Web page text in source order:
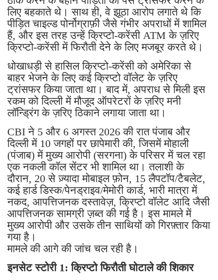
लिए बहकाते थे। साथ ही, वे झूठा आरोप लगाते थे कि
पीड़ित चाइल्ड पोर्नोग्राफ़ी जैसे गंभीर अपराधों में शामिल
हैं, और इस तरह उन्हें क्रिप्टो-करेंसी ATM के ज़रिए
क्रिप्टो-करेंसी में फिरौती देने के लिए मजबूर करते थे।
धोखाधड़ी से हासिल क्रिप्टो-करेंसी को अमेरिका से
बाहर भेजने के लिए कई क्रिप्टो वॉलेट के ज़रिए
ट्रांसफर किया जाता था। बाद में, अपराध से मिली इस
रकम को दिल्ली में मौजूद ऑपरेटरों के ज़रिए मनी
लॉन्ड्रिंग के ज़रिए ठिकाने लगाया जाता था।
CBI ने 5 और 6 अगस्त 2026 की रात पंजाब और
दिल्ली में 10 जगहों पर छापेमारी की, जिसमें मोहाली
(पंजाब) में मुख्य आरोपी (सरगना) के परिसर में चल रहा
एक नकली कॉल सेंटर भी शामिल था। तलाशी के
दौरान, 20 से ज़्यादा मोबाइल फ़ोन, 15 लैपटॉप/टैबलेट,
कई हार्ड डिस्क/पेनड्राइव/मेमोरी कार्ड, भारी मात्रा में
नकद, आपत्तिजनक दस्तावेज़, क्रिप्टो वॉलेट आदि जैसी
आपत्तिजनक सामग्री ज़ब्त की गई है। इस मामले में
मुख्य आरोपी और उसके तीन साथियों को गिरफ़्तार किया
गया है।
मामले की आगे की जांच चल रही है।
इनसेट स्टोरी 1: क्रिप्टो फिरौती घोटाले की शिकार